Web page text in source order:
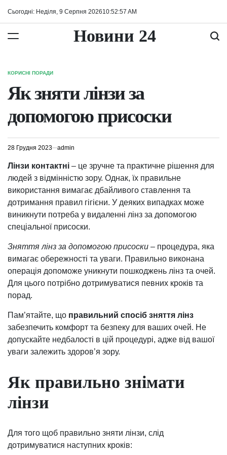
Сьогодні: Неділя, 9 Серпня 202610:52:58 AM
Новини 24
ОПУБЛІКУВАТИ
КОРИСНІ ПОРАДИ
Як зняти лінзи за
допомогою присоски
28 Грудня 2023 admin
Лінзи контактні – це зручне та практичне рішення для
людей з відмінністю зору. Однак, їх правильне
використання вимагає дбайливого ставлення та
дотримання правил гігієни. У деяких випадках може
виникнути потреба у видаленні лінз за допомогою
спеціальної присоски.
Зняття лінз за допомогою присоски – процедура, яка
вимагає обережності та уваги. Правильно виконана
операція допоможе уникнути пошкоджень лінз та очей.
Для цього потрібно дотримуватися певних кроків та
порад.
Пам’ятайте, що правильний спосіб зняття лінз
забезпечить комфорт та безпеку для ваших очей. Не
допускайте недбалості в цій процедурі, адже від вашої
уваги залежить здоров’я зору.
Як правильно знімати
лінзи
Для того щоб правильно зняти лінзи, слід
дотримуватися наступних кроків: